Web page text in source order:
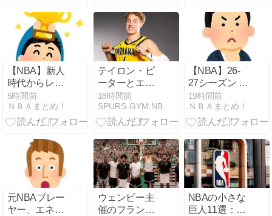
ール？
【NBA】新人
時代からレブ
ロンと共に
MIAで2連覇を
達成したノリ
語る「50mil＋
2リングの方
が、400milノ
ーリングより
良い」
5時間前
ＮＢＡまとめ！
テイロン・ピ
ーターとエグ
ジビット10契
約！今秋のロ
スター争いは
18時間前
SPURS-GYM:NBA,スパーズ情報届けます.
【NBA】26-
27シーズン チ
ームごとのプ
レイオフ進出
の確率
19時間前
ＮＢＡまとめ！
元NBAプレー
ヤー、エネ
ウェンビー主
催のフランス
NBAの小さな
巨人11選：低